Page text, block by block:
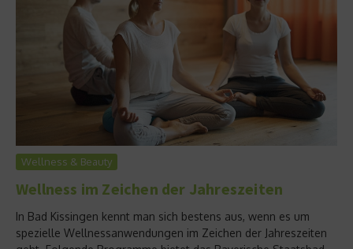
Wellness & Beauty
Wellness im Zeichen der Jahreszeiten
In Bad Kissingen kennt man sich bestens aus, wenn es um
spezielle Wellnessanwendungen im Zeichen der Jahreszeiten